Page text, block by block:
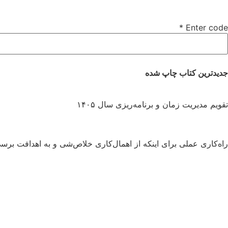
Enter code
*
جدیدترین کتاب چاپ شده
تقویم مدیریت زمان و برنامه‌ریزی سال ۱۴۰۵
راه‌کاری عملی برای اینکه از اهمال‌کاری خلاص‌شی و به اهدافت